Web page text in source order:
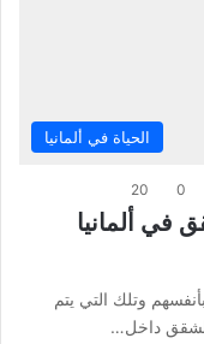
الحياة في ألمانيا
0
20
في ألمانيا
وتلك التي يتم
الشقق داخل…